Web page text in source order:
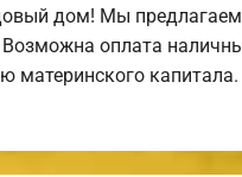
дом! Мы
оплата